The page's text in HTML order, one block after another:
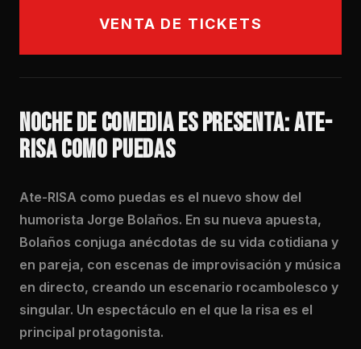
VENTA DE TICKETS
NOCHE DE COMEDIA ES PRESENTA: ATE-
RISA COMO PUEDAS
Ate-RISA como puedas es el nuevo show del
humorista Jorge Bolaños. En su nueva apuesta,
Bolaños conjuga anécdotas de su vida cotidiana y
en pareja, con escenas de improvisación y música
en directo, creando un escenario rocambolesco y
singular. Un espectáculo en el que la risa es el
principal protagonista.